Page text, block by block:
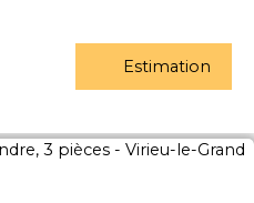
Estimation